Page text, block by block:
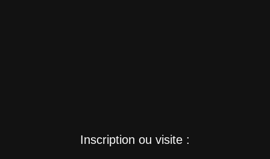
Inscription ou visite :